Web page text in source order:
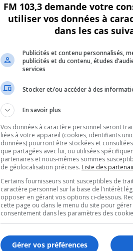
FM 103,3 demande votre
utiliser vos données à
dans les cas
Publicités et contenu personnalisés,
publicités et du contenu, études
services
Stocker et/ou accéder à des
En savoir plus
Vos données à caractère personnel seront
liées à votre appareil (cookies, identifiants
données) pourront être stockées et
que partagées avec lui, ou utilisées
partenaires et nous-mêmes sommes
de géolocalisation précises. Liste des
Certains fournisseurs sont susceptibles de
caractère personnel sur la base de l'intérêt
opposer en gérant vos options ci-dessous.
cette page ou dans le menu du site pour
consentement dans les paramètres des
Gérer vos préférences